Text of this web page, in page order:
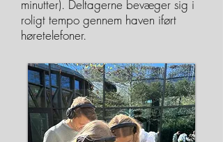
minutter). Deltagerne bevæger sig i
roligt tempo gennem haven iført
høretelefoner.